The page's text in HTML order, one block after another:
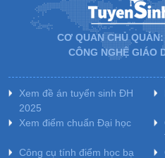
CƠ QUAN CHỦ
CÔNG NGHỆ GIÁO
Xem đề án tuyển sinh ĐH
2025
Xem điểm chuẩn Đại học
Công cụ tính điểm học bạ